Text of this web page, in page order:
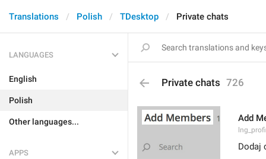
Translations Polish TDesktop Private chats
LANGUAGES
English
Polish
Other languages...
APPS
Private chats 726
Add
Dodaj